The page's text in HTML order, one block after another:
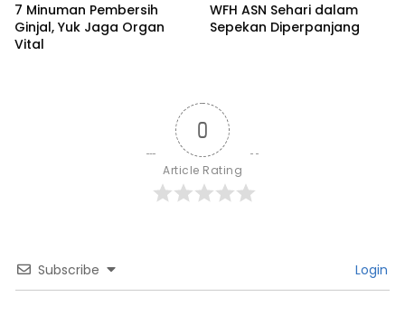
7 Minuman Pembersih
Ginjal, Yuk Jaga Organ
Vital
WFH ASN Sehari dalam
Sepekan Diperpanjang
0
Article Rating
Subscribe Login